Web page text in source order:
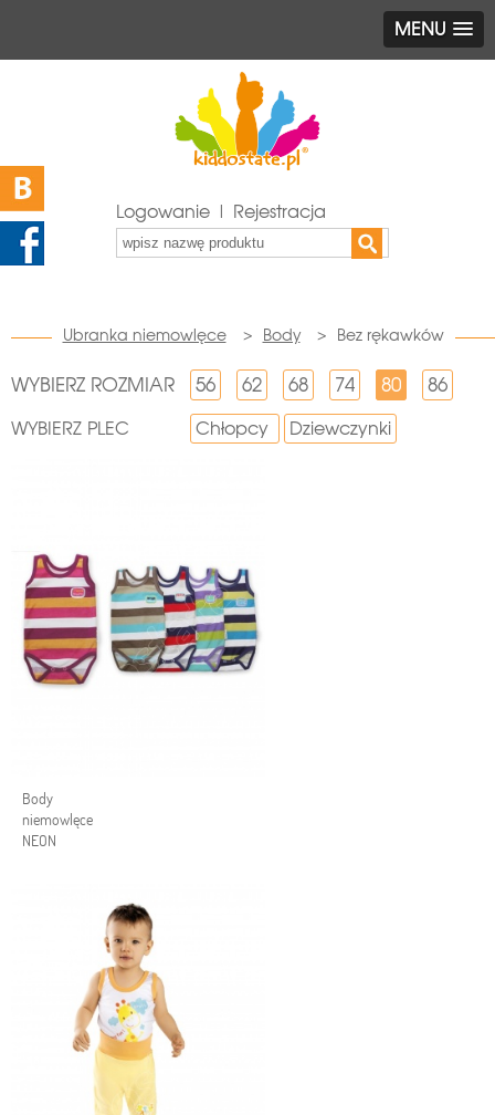
MENU
Logowanie | Rejestracja
Ubranka niemowlęce > Body > Bez rękawków
WYBIERZ ROZMIAR 56 62 68 74 80 86
WYBIERZ PLEC Chłopcy Dziewczynki
Body
niemowlęce
NEON